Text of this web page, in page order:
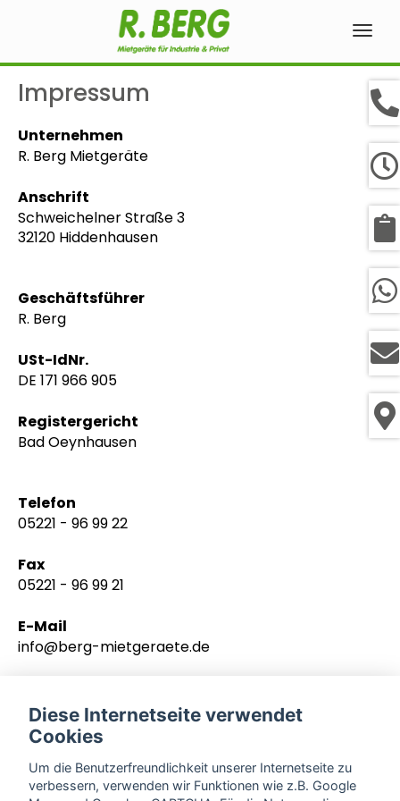
Impressum
Unternehmen
R. Berg Mietgeräte
Anschrift
Schweichelner Straße 3
32120 Hiddenhausen
Geschäftsführer
R. Berg
USt-IdNr.
DE 171 966 905
Registergericht
Bad Oeynhausen
Telefon
05221 - 96 99 22
Fax
05221 - 96 99 21
E-Mail
info@berg-mietgeraete.de
Quellenangaben für Bilder/Grafiken
© R. Berg Mietgeräte
© REMS GmbH & Co. KG
© Husqvarna Deutschland GmbH
© EIBENSTOCK Elektrowerkzeuge
Diese Internetseite verwendet
Cookies
Um die Benutzerfreundlichkeit unserer Internetseite zu
verbessern, verwenden wir Funktionen wie z.B. Google